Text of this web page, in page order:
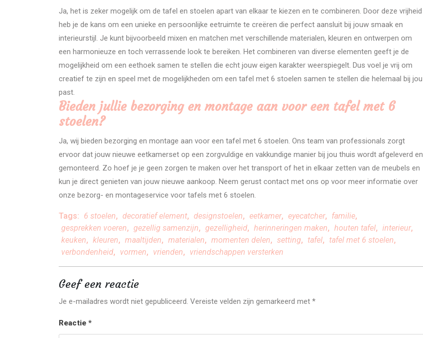
Ja, het is zeker mogelijk om de tafel en stoelen apart van elkaar te kiezen en te combineren. Door deze vrijheid
heb je de kans om een unieke en persoonlijke eetruimte te creëren die perfect aansluit bij jouw smaak en
interieurstijl. Je kunt bijvoorbeeld mixen en matchen met verschillende materialen, kleuren en ontwerpen om
een harmonieuze en toch verrassende look te bereiken. Het combineren van diverse elementen geeft je de
mogelijkheid om een eethoek samen te stellen die echt jouw eigen karakter weerspiegelt. Dus voel je vrij om
creatief te zijn en speel met de mogelijkheden om een tafel met 6 stoelen samen te stellen die helemaal bij jou
past.
Bieden jullie bezorging en montage aan voor een tafel met 6
stoelen?
Ja, wij bieden bezorging en montage aan voor een tafel met 6 stoelen. Ons team van professionals zorgt
ervoor dat jouw nieuwe eetkamerset op een zorgvuldige en vakkundige manier bij jou thuis wordt afgeleverd en
gemonteerd. Zo hoef je je geen zorgen te maken over het transport of het in elkaar zetten van de meubels en
kun je direct genieten van jouw nieuwe aankoop. Neem gerust contact met ons op voor meer informatie over
onze bezorg- en montageservice voor tafels met 6 stoelen.
Tags: 6 stoelen, decoratief element, designstoelen, eetkamer, eyecatcher, familie,
gesprekken voeren, gezellig samenzijn, gezelligheid, herinneringen maken, houten tafel, interieur,
keuken, kleuren, maaltijden, materialen, momenten delen, setting, tafel, tafel met 6 stoelen,
verbondenheid, vormen, vrienden, vriendschappen versterken
Geef een reactie
Je e-mailadres wordt niet gepubliceerd. Vereiste velden zijn gemarkeerd met *
Reactie *